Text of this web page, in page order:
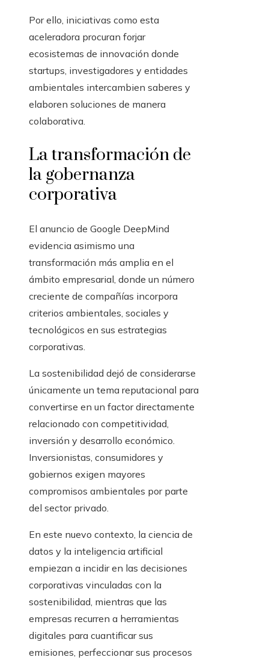
Por ello, iniciativas como esta
aceleradora procuran forjar
ecosistemas de innovación donde
startups, investigadores y entidades
ambientales intercambien saberes y
elaboren soluciones de manera
colaborativa.
La transformación de
la gobernanza
corporativa
El anuncio de Google DeepMind
evidencia asimismo una
transformación más amplia en el
ámbito empresarial, donde un número
creciente de compañías incorpora
criterios ambientales, sociales y
tecnológicos en sus estrategias
corporativas.
La sostenibilidad dejó de considerarse
únicamente un tema reputacional para
convertirse en un factor directamente
relacionado con competitividad,
inversión y desarrollo económico.
Inversionistas, consumidores y
gobiernos exigen mayores
compromisos ambientales por parte
del sector privado.
En este nuevo contexto, la ciencia de
datos y la inteligencia artificial
empiezan a incidir en las decisiones
corporativas vinculadas con la
sostenibilidad, mientras que las
empresas recurren a herramientas
digitales para cuantificar sus
emisiones, perfeccionar sus procesos